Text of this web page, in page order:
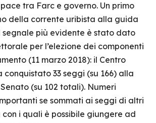
tra Farc e governo. Un primo
della corrente uribista alla guida
segnale più evidente è stato dato
per l’elezione dei componenti
(11 marzo 2018): il Centro
conquistato 33 seggi (su 166) alla
(su 102 totali). Numeri
se sommati ai seggi di altri
i quali è possibile giungere ad